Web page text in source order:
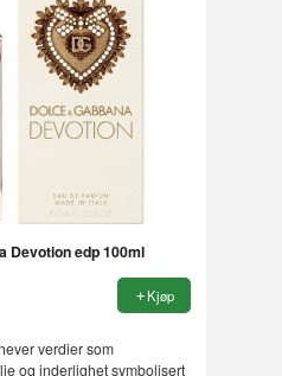
Devotion edp 100ml
Kjøp
verdier som
og inderlighet symbolisert